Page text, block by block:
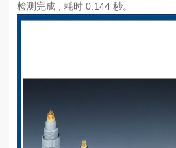
检测完成 , 耗时 0.144 秒。